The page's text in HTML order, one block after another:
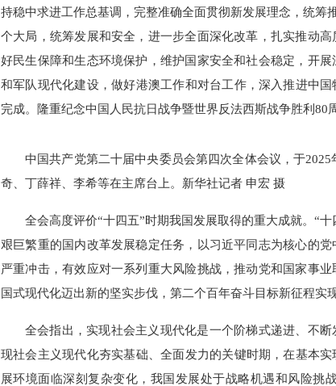
持稳中求进工作总基调，完整准确全面贯彻新发展理念，统筹
个大局，统筹发展和安全，进一步全面深化改革，扎实推动
好民生保障和生态环境保护，维护国家安全和社会稳定，开
和军队现代化建设，做好港澳工作和对台工作，深入推进中
完成。隆重纪念中国人民抗日战争暨世界反法西斯战争胜利80
中国共产党第二十届中央委员会第四次全体会议，于
奇、丁薛祥、李希等在主席台上。新华社记者 申宏 摄
全会高度评价“十四五”时期我国发展取得的重大成就。“
艰巨繁重的国内改革发展稳定任务，以习近平同志为核心的
严重冲击，有效应对一系列重大风险挑战，推动党和国家事
国式现代化迈出新的坚实步伐，第二个百年奋斗目标新征程实
全会指出，实现社会主义现代化是一个阶梯式递进、不
现社会主义现代化夯实基础、全面发力的关键时期，在基本
展环境面临深刻复杂变化，我国发展处于战略机遇和风险挑